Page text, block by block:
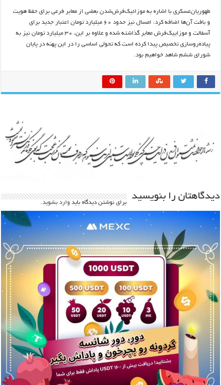
طهوریان‌عسکری با اشاره به موزائیک‌فرش‌شدن بعضی از معابر فرعی برای حفظ هویت
و بافت آن‌ها اضافه کرد: امسال نیز حدود ۶۰ میلیارد تومان اعتبار جدید برای
آسفالت و موزاییک‌فرش معابر گذاشته شده و علاوه بر این، ۳۰ میلیارد تومان نیز به
پیاده‌روسازی تخصیص پیدا کرده است که تحولی اساسی را در این پهنه در پایان
شورای ششم شاهد خواهیم بود.
دیدگاهتان را بنویسید
برای نوشتن دیدگاه باید وارد بشوید.